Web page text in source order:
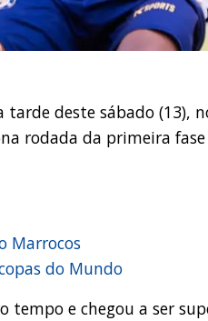
tarde deste sábado (13),
rodada da primeira
Marrocos
do Mundo
e chegou a ser